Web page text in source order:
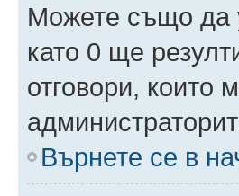
Можете също да
като 0 ще
отговори, които
Върнете се в